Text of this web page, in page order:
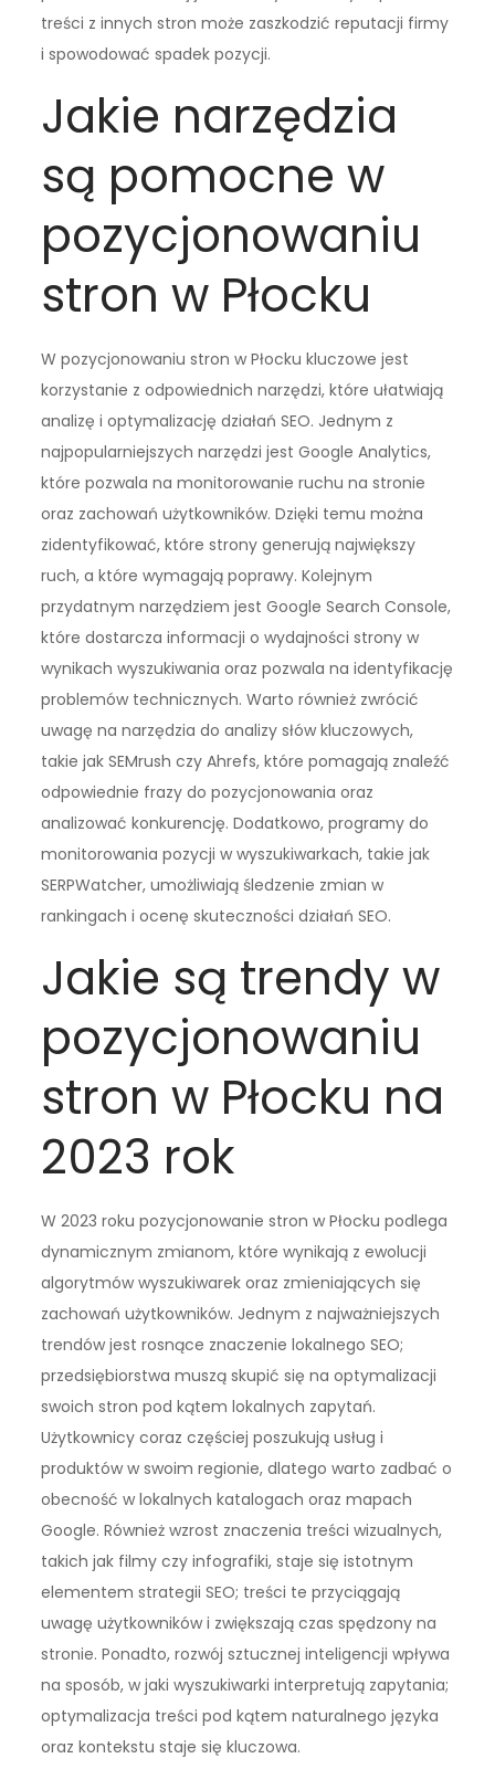
treści z innych stron może zaszkodzić reputacji firmy
i spowodować spadek pozycji.
Jakie narzędzia
są pomocne w
pozycjonowaniu
stron w Płocku
W pozycjonowaniu stron w Płocku kluczowe jest
korzystanie z odpowiednich narzędzi, które ułatwiają
analizę i optymalizację działań SEO. Jednym z
najpopularniejszych narzędzi jest Google Analytics,
które pozwala na monitorowanie ruchu na stronie
oraz zachowań użytkowników. Dzięki temu można
zidentyfikować, które strony generują największy
ruch, a które wymagają poprawy. Kolejnym
przydatnym narzędziem jest Google Search Console,
które dostarcza informacji o wydajności strony w
wynikach wyszukiwania oraz pozwala na identyfikację
problemów technicznych. Warto również zwrócić
uwagę na narzędzia do analizy słów kluczowych,
takie jak SEMrush czy Ahrefs, które pomagają znaleźć
odpowiednie frazy do pozycjonowania oraz
analizować konkurencję. Dodatkowo, programy do
monitorowania pozycji w wyszukiwarkach, takie jak
SERPWatcher, umożliwiają śledzenie zmian w
rankingach i ocenę skuteczności działań SEO.
Jakie są trendy w
pozycjonowaniu
stron w Płocku na
2023 rok
W 2023 roku pozycjonowanie stron w Płocku podlega
dynamicznym zmianom, które wynikają z ewolucji
algorytmów wyszukiwarek oraz zmieniających się
zachowań użytkowników. Jednym z najważniejszych
trendów jest rosnące znaczenie lokalnego SEO;
przedsiębiorstwa muszą skupić się na optymalizacji
swoich stron pod kątem lokalnych zapytań.
Użytkownicy coraz częściej poszukują usług i
produktów w swoim regionie, dlatego warto zadbać o
obecność w lokalnych katalogach oraz mapach
Google. Również wzrost znaczenia treści wizualnych,
takich jak filmy czy infografiki, staje się istotnym
elementem strategii SEO; treści te przyciągają
uwagę użytkowników i zwiększają czas spędzony na
stronie. Ponadto, rozwój sztucznej inteligencji wpływa
na sposób, w jaki wyszukiwarki interpretują zapytania;
optymalizacja treści pod kątem naturalnego języka
oraz kontekstu staje się kluczowa.